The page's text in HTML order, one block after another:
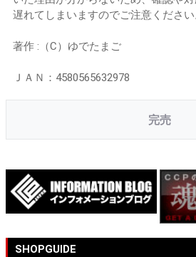
遅れてしまいますのでご注意ください
著作 :（C）ゆでたまご
ＪＡＮ：4580565632978
完売
SHOPGUIDE